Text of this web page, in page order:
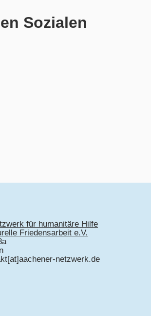
Sozialen
für humanitäre Hilfe
Friedensarbeit e.V.
netzwerk.de